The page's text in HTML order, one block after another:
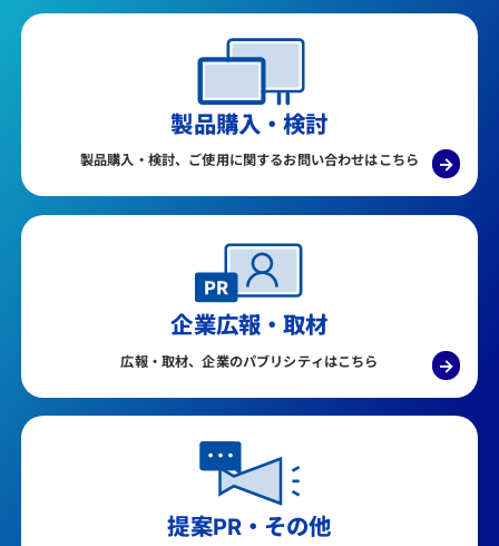
製品購入・検討
製品購入・検討、ご使用に関するお問い合わせはこちら →
企業広報・取材
広報・取材、企業のパブリシティはこちら →
提案PR・その他